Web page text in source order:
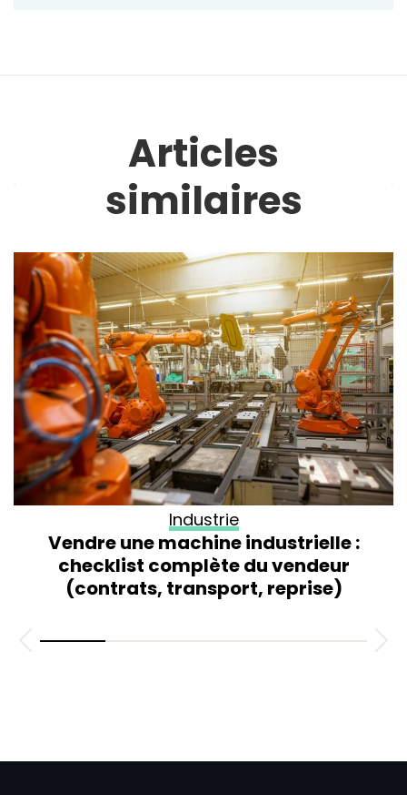
Articles
similaires
Industrie
Vendre une machine industrielle :
checklist complète du vendeur
(contrats, transport, reprise)